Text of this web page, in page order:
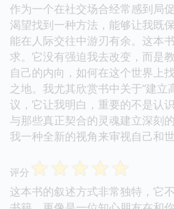
作为一个在社交场合经常感到局
渴望找到一种方法，能够让我既
能在人际交往中游刃有余。这本
求。它没有强迫我去改变，而是
自己的内向，如何在这个世界上
之地。我尤其欣赏书中关于“建立
议，它让我明白，重要的不是认
与那些真正契合的灵魂建立深刻
我一种全新的视角来审视自己和世
评分 ☆☆☆☆☆
这本书的叙述方式非常独特，它